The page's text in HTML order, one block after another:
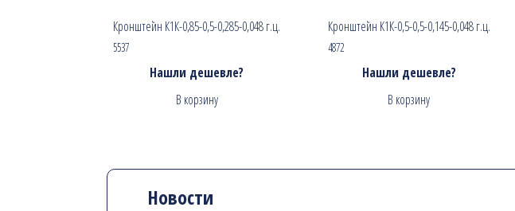
Кронштейн К1К-0,85-0,5-0,285-0,048 г.ц.
5537
Нашли дешевле?
В корзину
Кронштейн К1К-0,5-0,5-0,145-0,048 г.ц.
4872
Нашли дешевле?
В корзину
Новости